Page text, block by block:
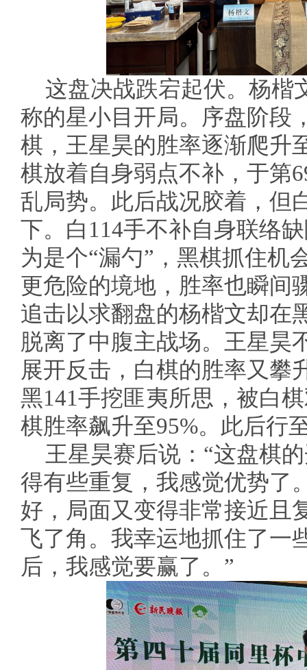
这盘决战跌宕起伏。杨楷
称的星小目开局。序盘阶段
棋，王星昊的胜率逐渐爬升
棋放着自身弱点不补，于第
乱局势。此后战况胶着，但
下。白114手不补自身联络
为是个“漏勺”，黑棋抓住机
更危险的境地，胜率也瞬间
追击以求翻盘的杨楷文却在
脱离了中腹主战场。王星昊
展开反击，白棋的胜率又攀
黑141手挖匪夷所思，被白
棋胜率飙升至95%。此后行
王星昊赛后说：“这盘棋
得有些重复，我感觉优势了
好，局面又变得非常接近且
飞了角。我幸运地抓住了一
后，我感觉要赢了。”